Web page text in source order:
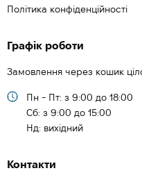
Політика конфіденційності
Графік роботи
Замовлення через кошик
Пн - Пт: з 9:00 до 18:00
Cб: з 9:00 до 15:00
Нд: вихідний
Контакти